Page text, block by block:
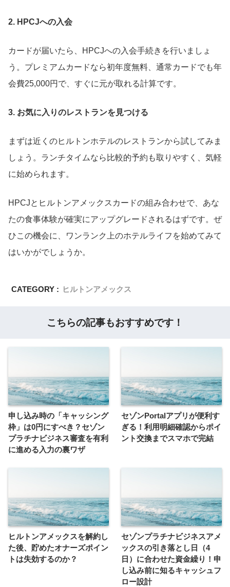
2. HPCJへの入会
カードが届いたら、HPCJへの入会手続きを行いましょ
う。プレミアムカードなら初年度無料、通常カードでも年
会費25,000円で、すぐに元が取れる計算です。
3. お気に入りのレストランを見つける
まずは近くのヒルトンホテルのレストランから試してみま
しょう。ランチタイムなら比較的予約も取りやすく、気軽
に始められます。
HPCJとヒルトンアメックスカードの組み合わせで、あな
たの食事体験が確実にアップグレードされるはずです。ぜ
ひこの機会に、ワンランク上のホテルライフを始めてみて
はいかがでしょうか。
CATEGORY : ヒルトンアメックス
こちらの記事もおすすめです！
申し込み時の「キャッシング
枠」は0円にすべき？セゾン
プラチナビジネス審査を有利
に進める入力の裏ワザ
セゾンPortalアプリが便利す
ぎる！利用明細確認からポイ
ント交換までスマホで完結
ヒルトンアメックスを解約し
た後、貯めたオナーズポイン
トは失効するのか？
セゾンプラチナビジネスアメ
ックスの引き落とし日（4
日）に合わせた資金繰り！申
し込み前に知るキャッシュフ
ロー設計